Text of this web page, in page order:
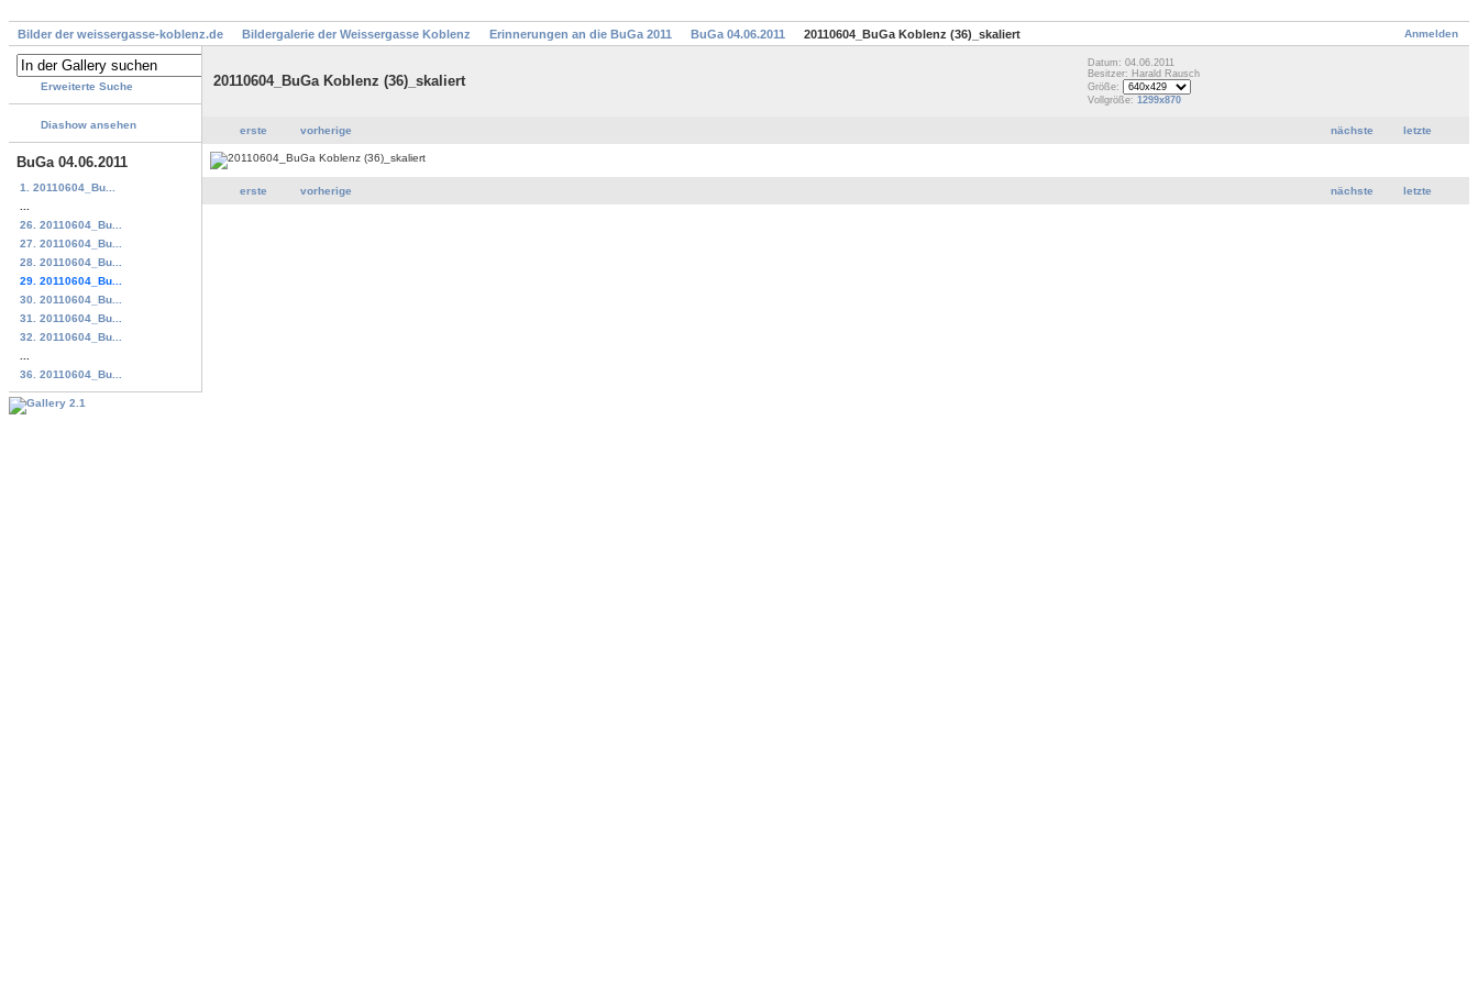
Anmelden
Bilder der weissergasse-koblenz.de Bildergalerie der Weissergasse Koblenz Erinnerungen an die BuGa 2011 BuGa 04.06.2011 20110604_BuGa Koblenz (36)_skaliert
Erweiterte Suche
Diashow ansehen
BuGa 04.06.2011
1. 20110604_Bu...
26. 20110604_Bu...
27. 20110604_Bu...
28. 20110604_Bu...
29. 20110604_Bu...
30. 20110604_Bu...
31. 20110604_Bu...
32. 20110604_Bu...
36. 20110604_Bu...
20110604_BuGa Koblenz (36)_skaliert
Datum: 04.06.2011
Besitzer: Harald Rausch
Größe:
Vollgröße: 1299x870
nächste letzte
erste vorherige
nächste letzte
erste vorherige